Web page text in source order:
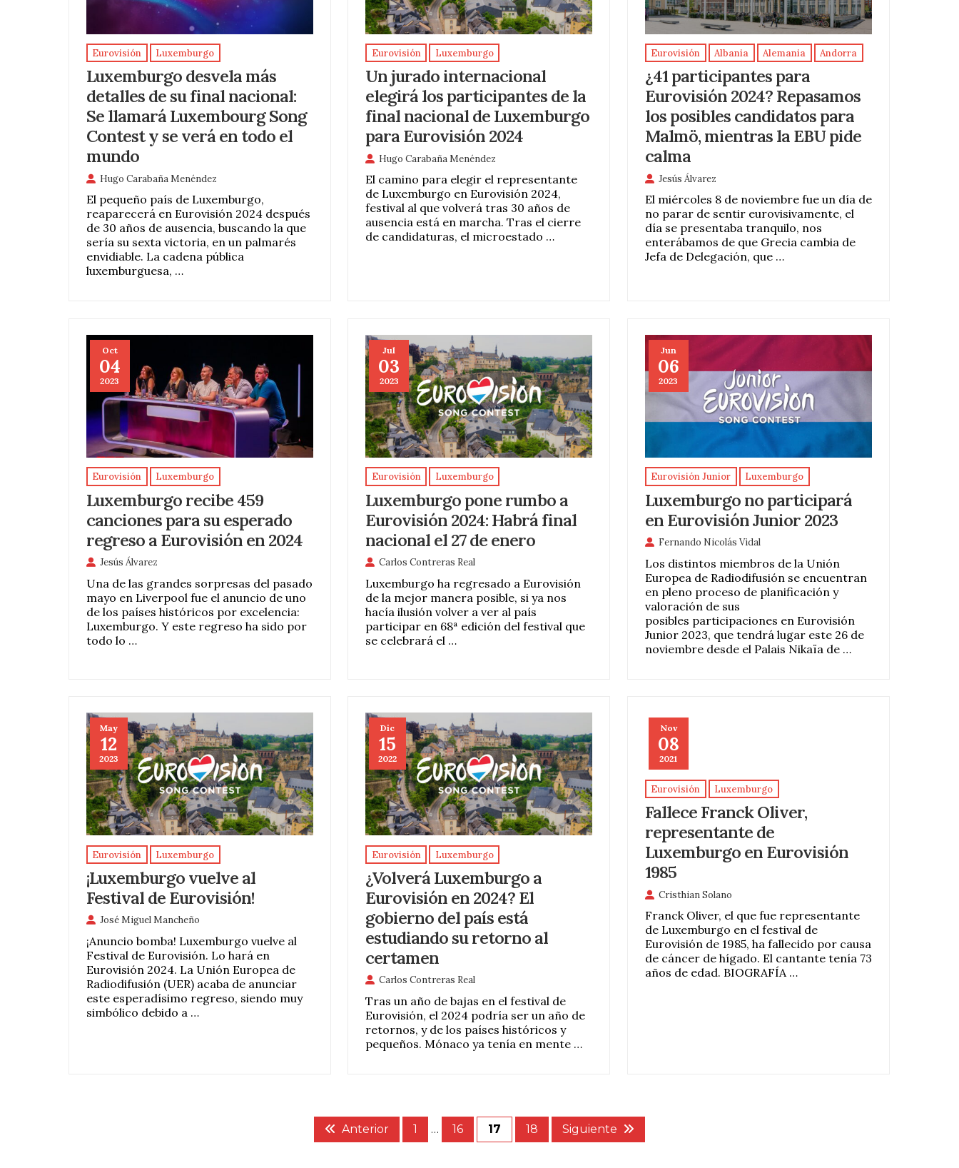
Eurovisión Luxemburgo
Luxemburgo desvela más
detalles de su final nacional:
Se llamará Luxembourg Song
Contest y se verá en todo el
mundo
Hugo Carabaña Menéndez
El pequeño país de Luxemburgo,
reaparecerá en Eurovisión 2024 después
de 30 años de ausencia, buscando la que
sería su sexta victoria, en un palmarés
envidiable. La cadena pública
luxemburguesa, …
Eurovisión Luxemburgo
Un jurado internacional
elegirá los participantes de la
final nacional de Luxemburgo
para Eurovisión 2024
Hugo Carabaña Menéndez
El camino para elegir el representante
de Luxemburgo en Eurovisión 2024,
festival al que volverá tras 30 años de
ausencia está en marcha. Tras el cierre
de candidaturas, el microestado …
Eurovisión Albania Alemania Andorra
¿41 participantes para
Eurovisión 2024? Repasamos
los posibles candidatos para
Malmö, mientras la EBU pide
calma
Jesús Álvarez
El miércoles 8 de noviembre fue un día de
no parar de sentir eurovisivamente, el
día se presentaba tranquilo, nos
enterábamos de que Grecia cambia de
Jefa de Delegación, que …
Oct
04
2023
Eurovisión Luxemburgo
Luxemburgo recibe 459
canciones para su esperado
regreso a Eurovisión en 2024
Jesús Álvarez
Una de las grandes sorpresas del pasado
mayo en Liverpool fue el anuncio de uno
de los países históricos por excelencia:
Luxemburgo. Y este regreso ha sido por
todo lo …
Jul
03
2023
Eurovisión Luxemburgo
Luxemburgo pone rumbo a
Eurovisión 2024: Habrá final
nacional el 27 de enero
Carlos Contreras Real
Luxemburgo ha regresado a Eurovisión
de la mejor manera posible, si ya nos
hacía ilusión volver a ver al país
participar en 68ª edición del festival que
se celebrará el …
Jun
06
2023
Eurovisión Junior Luxemburgo
Luxemburgo no participará
en Eurovisión Junior 2023
Fernando Nicolás Vidal
Los distintos miembros de la Unión
Europea de Radiodifusión se encuentran
en pleno proceso de planificación y
valoración de sus
posibles participaciones en Eurovisión
Junior 2023, que tendrá lugar este 26 de
noviembre desde el Palais Nikaïa de …
May
12
2023
Eurovisión Luxemburgo
¡Luxemburgo vuelve al
Festival de Eurovisión!
José Miguel Mancheño
¡Anuncio bomba! Luxemburgo vuelve al
Festival de Eurovisión. Lo hará en
Eurovisión 2024. La Unión Europea de
Radiodifusión (UER) acaba de anunciar
este esperadísimo regreso, siendo muy
simbólico debido a …
Dic
15
2022
Eurovisión Luxemburgo
¿Volverá Luxemburgo a
Eurovisión en 2024? El
gobierno del país está
estudiando su retorno al
certamen
Carlos Contreras Real
Tras un año de bajas en el festival de
Eurovisión, el 2024 podría ser un año de
retornos, y de los países históricos y
pequeños. Mónaco ya tenía en mente …
Nov
08
2021
Eurovisión Luxemburgo
Fallece Franck Oliver,
representante de
Luxemburgo en Eurovisión
1985
Cristhian Solano
Franck Oliver, el que fue representante
de Luxemburgo en el festival de
Eurovisión de 1985, ha fallecido por causa
de cáncer de hígado. El cantante tenía 73
años de edad. BIOGRAFÍA …
Anterior 1 … 16 17 18 Siguiente